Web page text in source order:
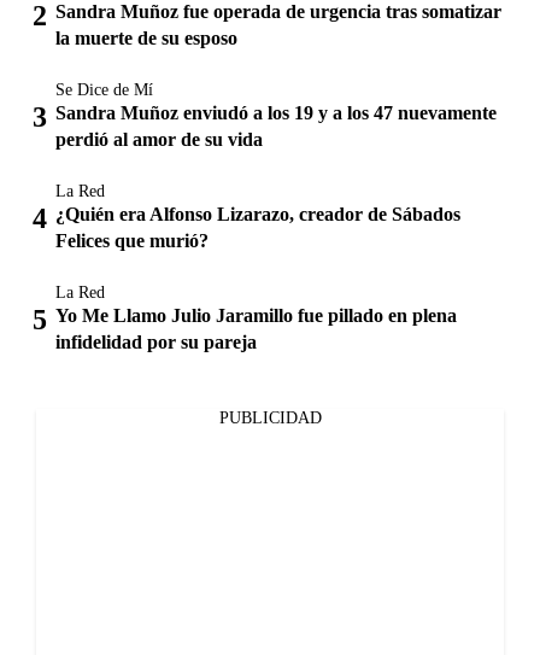
Sandra Muñoz fue operada de urgencia tras somatizar
la muerte de su esposo
Se Dice de Mí
Sandra Muñoz enviudó a los 19 y a los 47 nuevamente
perdió al amor de su vida
La Red
¿Quién era Alfonso Lizarazo, creador de Sábados
Felices que murió?
La Red
Yo Me Llamo Julio Jaramillo fue pillado en plena
infidelidad por su pareja
PUBLICIDAD